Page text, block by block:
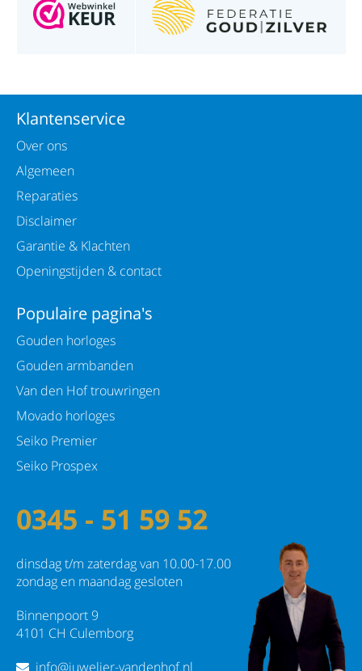
Klantenservice
Over ons
Algemeen
Reparaties
Disclaimer
Garantie & Klachten
Openingstijden & contact
Populaire pagina's
Gouden horloges
Gouden armbanden
Van den Hof trouwringen
Movado horloges
Seiko Premier
Seiko Prospex
0345 - 51 59 52
dinsdag t/m zaterdag van 10.00-17.00
zondag en maandag gesloten
Binnenpoort 9
4101 CH Culemborg
info@juwelier-vandenhof.nl